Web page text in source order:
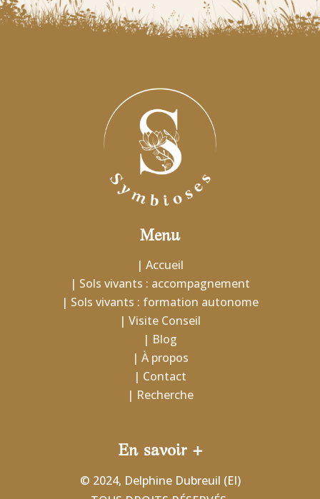
Menu
| Accueil
| Sols vivants : accompagnement
| Sols vivants : formation autonome
| Visite Conseil
| Blog
| À propos
| Contact
| Recherche
En savoir +
© 2024, Delphine Dubreuil (EI)